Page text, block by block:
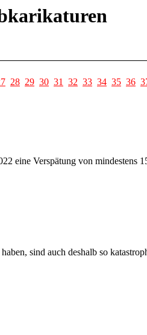
28 29 30 31 32 33 34 35 36
eine Verspätung von mindestens
sind auch deshalb so